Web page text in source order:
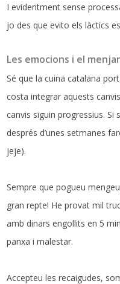
I evidentment sense
jo des que evito els làctics
Les emocions i el menjar
Sé que la cuina catalana
costa integrar aquests
canvis siguin progressius. Si
després d’unes setmanes
jeje).
Sempre que pogueu
gran repte! He provat mil
amb dinars engollits en 5
panxa i malestar.
Accepteu les recaigudes,